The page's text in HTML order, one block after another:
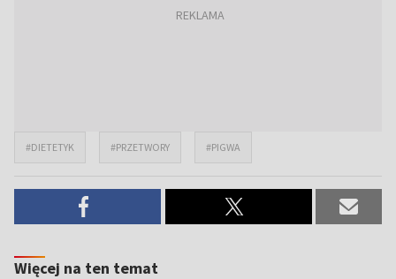
#DIETETYK #PRZETWORY #PIGWA
Więcej na ten temat